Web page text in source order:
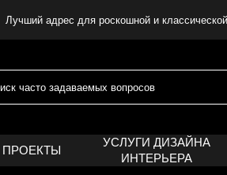
Лучший адрес для роскошной и
ПРОЕКТЫ
УСЛУГИ ДИЗАЙНА
ИНТЕРЬЕРА